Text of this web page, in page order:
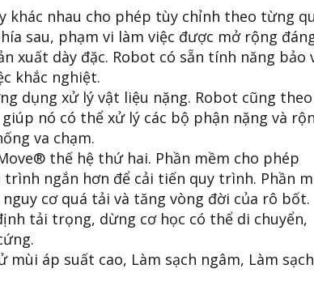
khác nhau cho phép tùy chỉnh theo từng
sau, phạm vi làm việc được mở rộng
xuất dày đặc. Robot có sẵn tính năng bảo
khắc nghiệt.
dụng xử lý vật liệu nặng. Robot cũng theo
nó có thể xử lý các bộ phận nặng và
va chạm.
thế hệ thứ hai. Phần mềm cho phép
ngắn hơn để cải tiến quy trình. Phần
cơ quá tải và tăng vòng đời của rô bốt.
tải trọng, dừng cơ học có thể di chuyển,
mùi áp suất cao, Làm sạch ngâm, Làm sạch